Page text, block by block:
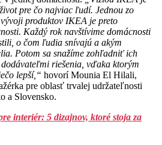
pre čo najviac ľudí. Jednou zo
produktov IKEA je preto
Každý rok navštívime domácnosti
o čom ľudia snívajú a akým
Potom sa snažíme zohľadniť ich
riešenia, vďaka ktorým
lepší,“ hovorí Mounia El Hilali,
pre oblasť trvalej udržateľnosti
a Slovensko.
interiér: 5 dizajnov, ktoré stoja za